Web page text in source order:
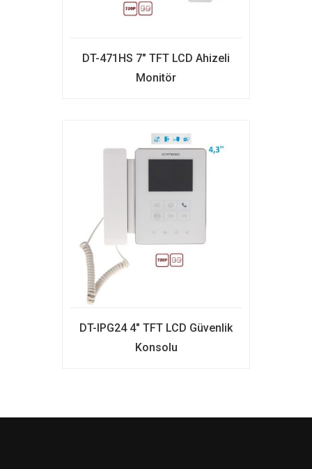
DT-471HS 7″ TFT LCD Ahizeli
Monitör
DT-IPG24 4″ TFT LCD Güvenlik
Konsolu